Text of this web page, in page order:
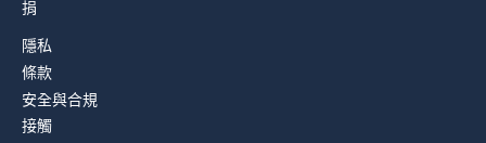
捐
隱私
條款
安全與合規
接觸